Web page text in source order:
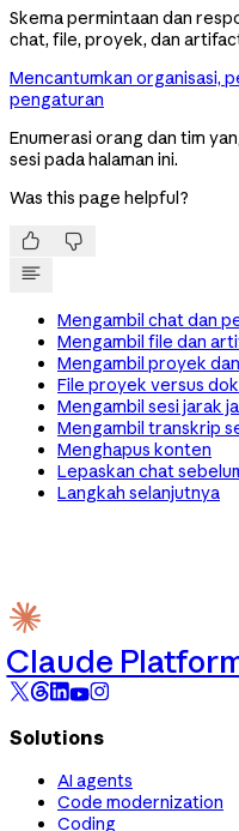
Skema permintaan dan
chat, file, proyek, dan
Mencantumkan organisasi,
pengaturan
Enumerasi orang dan tim
sesi pada halaman ini.
Was this page helpful?
 
Mengambil chat dan
Mengambil file dan
Mengambil proyek
File proyek versus
Mengambil sesi jarak
Mengambil transkrip
Menghapus konten
Lepaskan chat
Langkah selanjutnya
Claude
Solutions
AI agents
Code modernization
Coding